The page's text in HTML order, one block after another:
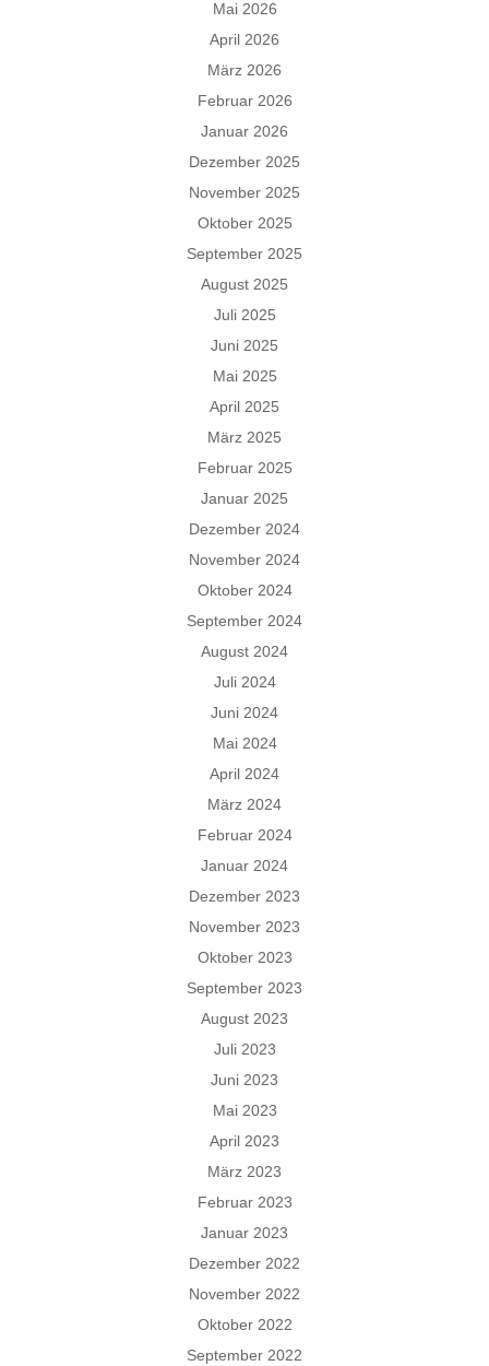
Mai 2026
April 2026
März 2026
Februar 2026
Januar 2026
Dezember 2025
November 2025
Oktober 2025
September 2025
August 2025
Juli 2025
Juni 2025
Mai 2025
April 2025
März 2025
Februar 2025
Januar 2025
Dezember 2024
November 2024
Oktober 2024
September 2024
August 2024
Juli 2024
Juni 2024
Mai 2024
April 2024
März 2024
Februar 2024
Januar 2024
Dezember 2023
November 2023
Oktober 2023
September 2023
August 2023
Juli 2023
Juni 2023
Mai 2023
April 2023
März 2023
Februar 2023
Januar 2023
Dezember 2022
November 2022
Oktober 2022
September 2022